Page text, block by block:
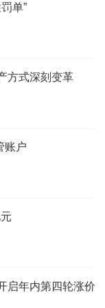
单”
方式深刻变革
账户
启年内第四轮涨价